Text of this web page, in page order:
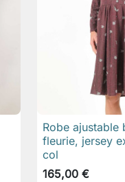

Robe ajustable
fleurie, jersey
col
165,00 €